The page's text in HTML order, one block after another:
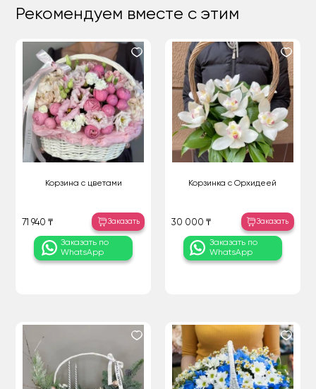
Рекомендуем вместе с этим
Корзина с цветами
71 940 ₸ Заказать
Заказать по
WhatsApp
Корзинка с Орхидеей
30 000 ₸ Заказать
Заказать по
WhatsApp